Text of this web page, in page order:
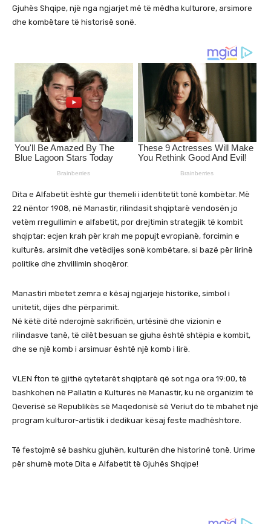
Gjuhës Shqipe, një nga ngjarjet më të mëdha kulturore, arsimore
dhe kombëtare të historisë sonë.
Dita e Alfabetit është gur themeli i identitetit tonë kombëtar. Më
22 nëntor 1908, në Manastir, rilindasit shqiptarë vendosën jo
vetëm rregullimin e alfabetit, por drejtimin strategjik të kombit
shqiptar: ecjen krah për krah me popujt evropianë, forcimin e
kulturës, arsimit dhe vetëdijes sonë kombëtare, si bazë për lirinë
politike dhe zhvillimin shoqëror.
Manastiri mbetet zemra e kësaj ngjarjeje historike, simbol i
unitetit, dijes dhe përparimit.
Në këtë ditë nderojmë sakrificën, urtësinë dhe vizionin e
rilindasve tanë, të cilët besuan se gjuha është shtëpia e kombit,
dhe se një komb i arsimuar është një komb i lirë.
VLEN fton të gjithë qytetarët shqiptarë që sot nga ora 19:00, të
bashkohen në Pallatin e Kulturës në Manastir, ku në organizim të
Qeverisë së Republikës së Maqedonisë së Veriut do të mbahet një
program kulturor-artistik i dedikuar kësaj feste madhështore.
Të festojmë së bashku gjuhën, kulturën dhe historinë tonë. Urime
për shumë mote Dita e Alfabetit të Gjuhës Shqipe!